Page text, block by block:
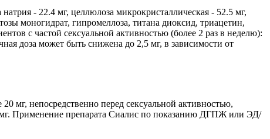
- 22.4 мг, целлюлоза микрокристаллическая - 52.5 мг,
моногидрат, гипромеллоза, титана диоксид, триацетин,
с частой сексуальной активностью (более 2 раз в неделю):
доза может быть снижена до 2,5 мг, в зависимости от
мг, непосредственно перед сексуальной активностью,
мг. Применение препарата Сиалис по показанию ДГПЖ или ЭД/